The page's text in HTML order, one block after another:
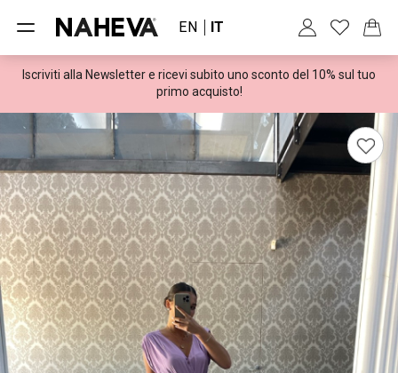
EN IT
Spedizioni gratuite per ordini superiori a 100€
Iscriviti alla Newsletter e ricevi subito uno sconto del 10% sul tuo
primo acquisto!